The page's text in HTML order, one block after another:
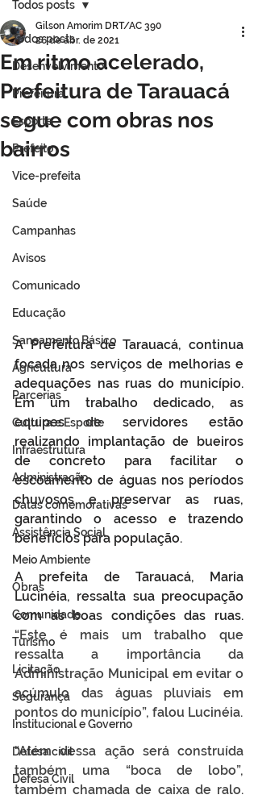
Todos posts
Desenvolvimento
Prefeitura
Esporte
Prefeito
Vice-prefeita
Saúde
Campanhas
Avisos
Comunicado
Educação
Saneamento Básico
Agricultura
Parcerias
Cultura e Esporte
Infraestrutura
Administração
Datas comemorativas
Assistência Social
Meio Ambiente
Obras
Comunidade
Turismo
Licitação
Segurança
Institucional e Governo
Defesa cívil
Defesa Civil
Todos posts
Em ritmo acelerado,
Prefeitura de Tarauacá
segue com obras nos
bairros
Gilson Amorim DRT/AC 390
26 de abr. de 2021
A Prefeitura de Tarauacá, continua
focada nos serviços de melhorias e
adequações nas ruas do município.
Em um trabalho dedicado, as
equipes de servidores estão
realizando implantação de bueiros
de concreto para facilitar o
escoamento de águas nos períodos
chuvosos e preservar as ruas,
garantindo o acesso e trazendo
benefícios para população.
A prefeita de Tarauacá, Maria
Lucinéia, ressalta sua preocupação
“Este é mais um trabalho que
ressalta a importância da
Administração Municipal em evitar o
acúmulo das águas pluviais em
pontos do município”, falou Lucinéia.
“Além dessa ação será construída
também uma “boca de lobo”,
também chamada de caixa de ralo.